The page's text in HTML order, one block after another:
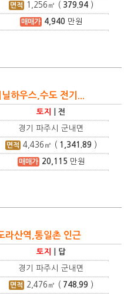
면적 1,256 ㎡ ( 379.94 )
매매가 4,940만원
하우스,수도 전기...
토지 |전
경기 파주시 군내면
면적 4,436 ㎡ ( 1,341.89 )
매매가 20,115 만원
산역,통일촌 인근
토지 답
경기 파주시 군내면
면적 2,476 ㎡ ( 748.99 )